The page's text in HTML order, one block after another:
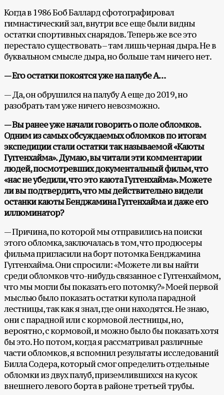
Когда в 1986 Боб Баллард сфотографировал
гимнастический зал, внутри все еще были видны
остатки спортивных снарядов. Теперь же все это
перестало существовать – там лишь черная дыра. Не в
буквальном смысле дыра, но больше там ничего нет.
— Его остатки покоятся уже на палубе А…
— Да, он обрушился на палубу А еще до 2019, но
разобрать там уже ничего невозможно.
— Вы ранее уже начали говорить о поле обломков.
Одним из самых обсуждаемых обломков по итогам
экспедиции стали остатки так называемой «Каюты
Гуггенхайма». Думаю, вы читали эти комментарии
людей, посмотревших документальный фильм, что
«нас не убедили, что это каюта Гуггенхайма». Можете
ли вы подтвердить, что мы действительно видели
останки каюты Бенджамина Гуггенхайма и даже его
иллюминатор?
— Причина, по которой мы отправились на поиски
этого обломка, заключалась в том, что продюсеры
фильма пригласили на борт потомка Бенджамина
Гуггенхайма. Они спросили: «Можете ли вы найти
среди обломков что-нибудь связанное с Гуггенхаймом,
что мы могли бы показать его потомку?» Моей первой
мыслью было показать остатки купола парадной
лестницы, так как я знал, где они находятся. Не знаю,
они с парадной или с кормовой лестницы, но,
вероятно, с кормовой, и можно было бы показать хотя
бы это. Но потом, когда я рассматривал различные
части обломков, я вспомнил результаты исследований
Билла Содера, который смог определить отдельные
обломки из двух палуб, приземлившихся на кусок
внешнего левого борта в районе третьей трубы.